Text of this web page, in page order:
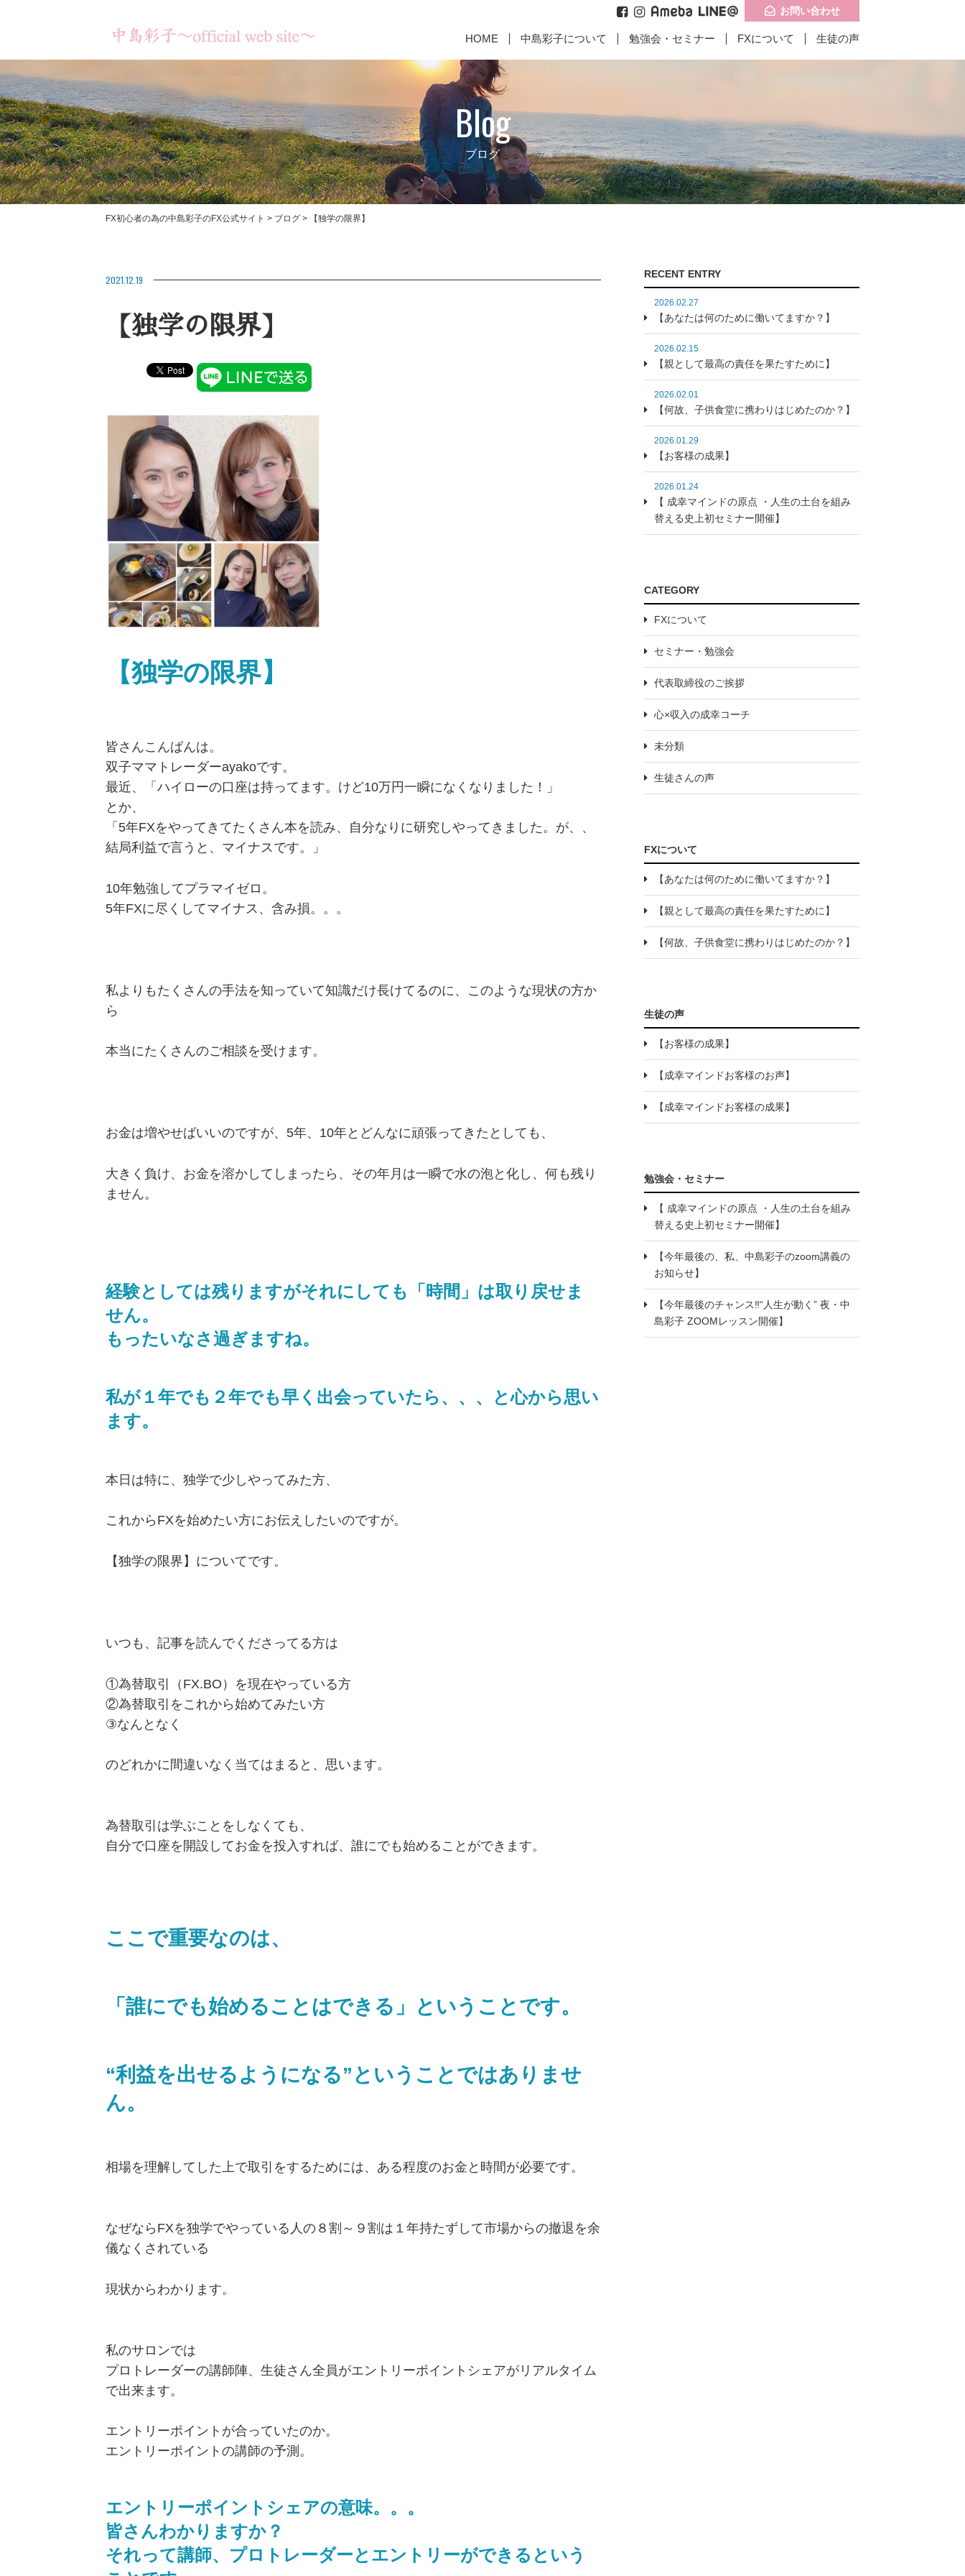
お問い合わせ
HOME 中島彩子について 勉強会・セミナー FXについて
【何故、子供食堂に携わりは
じめたのか？】
生徒の声
【成幸マインドお客様の成
果】
Blog
ブログ
FX初心者の為の中島彩子のFX公式サイト > ブログ > 【独学の限界】
2021.12.19
【独学の限界】
【独学の限界】
皆さんこんばんは。
双子ママトレーダーayakoです。
最近、「ハイローの口座は持ってます。けど10万円一瞬になくなりました！」
とか、
「5年FXをやってきてたくさん本を読み、自分なりに研究しやってきました。が、、
結局利益で言うと、マイナスです。」
10年勉強してプラマイゼロ。
5年FXに尽くしてマイナス、含み損。。。
私よりもたくさんの手法を知っていて知識だけ長けてるのに、このような現状の方か
ら
本当にたくさんのご相談を受けます。
お金は増やせばいいのですが、5年、10年とどんなに頑張ってきたとしても、
大きく負け、お金を溶かしてしまったら、その年月は一瞬で水の泡と化し、何も残り
ません。
経験としては残りますがそれにしても「時間」は取り戻せま
せん。
もったいなさ過ぎますね。
私が１年でも２年でも早く出会っていたら、、、と心から思い
ます。
本日は特に、独学で少しやってみた方、
これからFXを始めたい方にお伝えしたいのですが。
【独学の限界】についてです。
いつも、記事を読んでくださってる方は
①為替取引（FX.BO）を現在やっている方
②為替取引をこれから始めてみたい方
③なんとなく
のどれかに間違いなく当てはまると、思います。
為替取引は学ぶことをしなくても、
自分で口座を開設してお金を投入すれば、誰にでも始めることができます。
ここで重要なのは、
「誰にでも始めることはできる」ということです。
“利益を出せるようになる”ということではありませ
ん。
相場を理解してした上で取引をするためには、ある程度のお金と時間が必要です。
なぜならFXを独学でやっている人の８割～９割は１年持たずして市場からの撤退を余
儀なくされている
現状からわかります。
私のサロンでは
プロトレーダーの講師陣、生徒さん全員がエントリーポイントシェアがリアルタイム
で出来ます。
エントリーポイントが合っていたのか。
エントリーポイントの講師の予測。
エントリーポイントシェアの意味。。。
皆さんわかりますか？
それって講師、プロトレーダーとエントリーができるという
RECENT ENTRY
2026.02.27
【あなたは何のために働いてますか？】
2026.02.15
【親として最高の責任を果たすために】
2026.02.01
【何故、子供食堂に携わりはじめたのか？】
2026.01.29
【お客様の成果】
2026.01.24
【 成幸マインドの原点 ・人生の土台を組み
替える史上初セミナー開催】
CATEGORY
FXについて
セミナー・勉強会
代表取締役のご挨拶
心×収入の成幸コーチ
未分類
生徒さんの声
FXについて
【あなたは何のために働いてますか？】
【親として最高の責任を果たすために】
【何故、子供食堂に携わりはじめたのか？】
生徒の声
【お客様の成果】
【成幸マインドお客様のお声】
【成幸マインドお客様の成果】
勉強会・セミナー
【 成幸マインドの原点 ・人生の土台を組み
替える史上初セミナー開催】
【今年最後の、私、中島彩子のzoom講義の
お知らせ】
【今年最後のチャンス‼“人生が動く” 夜・中
島彩子 ZOOMレッスン開催】